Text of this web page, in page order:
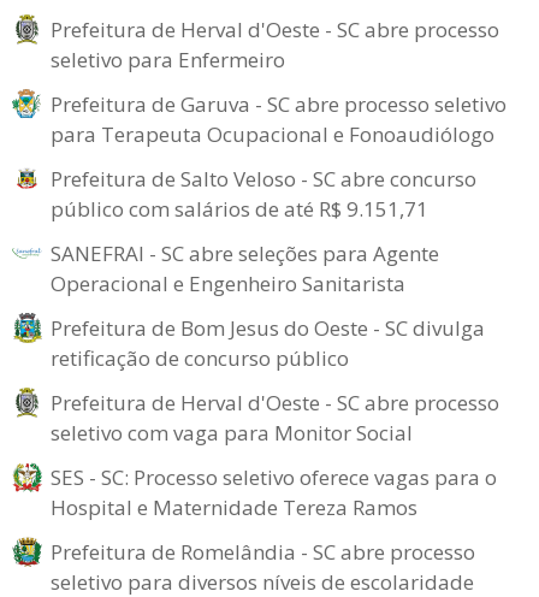
Prefeitura de Herval d'Oeste - SC abre processo
seletivo para Enfermeiro
Prefeitura de Garuva - SC abre processo seletivo
para Terapeuta Ocupacional e Fonoaudiólogo
Prefeitura de Salto Veloso - SC abre concurso
público com salários de até R$ 9.151,71
SANEFRAI - SC abre seleções para Agente
Operacional e Engenheiro Sanitarista
Prefeitura de Bom Jesus do Oeste - SC divulga
retificação de concurso público
Prefeitura de Herval d'Oeste - SC abre processo
seletivo com vaga para Monitor Social
SES - SC: Processo seletivo oferece vagas para o
Hospital e Maternidade Tereza Ramos
Prefeitura de Romelândia - SC abre processo
seletivo para diversos níveis de escolaridade